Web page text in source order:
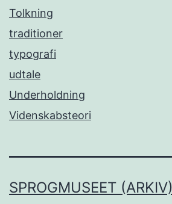
Tolkning
traditioner
typografi
udtale
Underholdning
Videnskabsteori
SPROGMUSEET (ARKIV)